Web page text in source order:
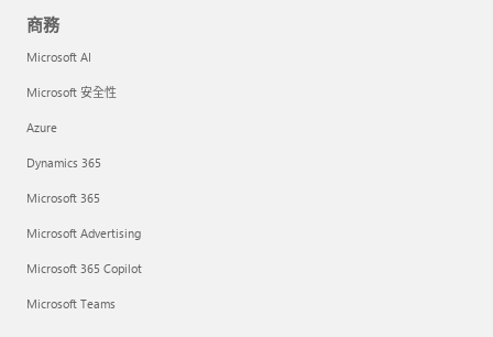
商務
Microsoft AI
Microsoft 安全性
Azure
Dynamics 365
Microsoft 365
Microsoft Advertising
Microsoft 365 Copilot
Microsoft Teams